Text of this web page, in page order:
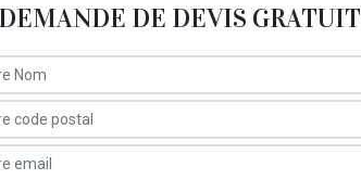
DEMANDE DE DEVIS GRATUIT